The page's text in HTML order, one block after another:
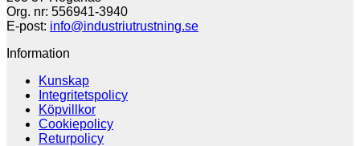
Org. nr: 556941-3940
E-post: info@industriutrustning.se
Information
Kunskap
Integritetspolicy
Köpvillkor
Cookiepolicy
Returpolicy